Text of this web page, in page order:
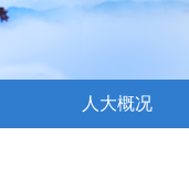
人大概况